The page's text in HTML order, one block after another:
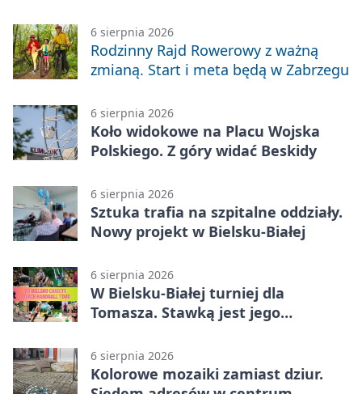
6 sierpnia 2026
Rodzinny Rajd Rowerowy z ważną
zmianą. Start i meta będą w Zabrzegu
6 sierpnia 2026
Koło widokowe na Placu Wojska
Polskiego. Z góry widać Beskidy
6 sierpnia 2026
Sztuka trafia na szpitalne oddziały.
Nowy projekt w Bielsku-Białej
6 sierpnia 2026
W Bielsku-Białej turniej dla
Tomasza. Stawką jest jego
6 sierpnia 2026
Kolorowe mozaiki zamiast dziur.